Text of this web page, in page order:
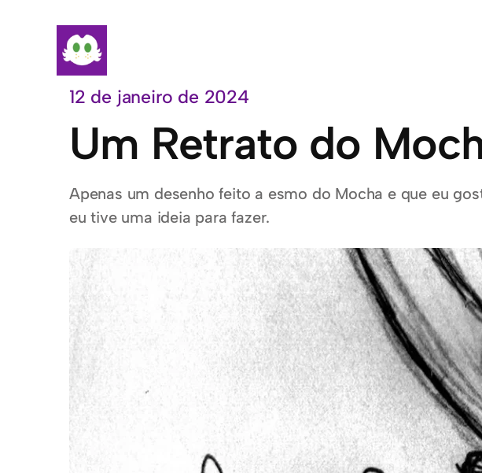
conteúdo12 de janeiro de 2024
Um Retrato do
Apenas um desenho feito a esmo do Mocha e que eu
eu tive uma ideia para fazer.